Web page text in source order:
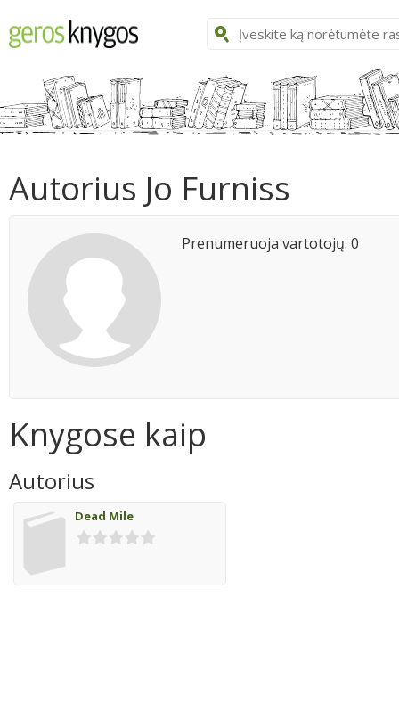
Autorius Jo Furniss
Prenumeruoja vartotojų: 0
Knygose kaip
Autorius
Dead Mile